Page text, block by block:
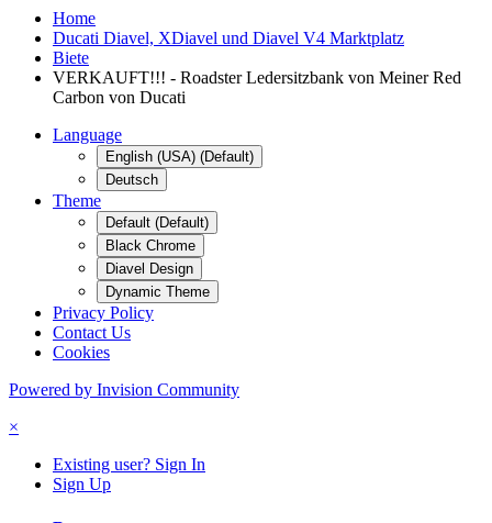
Home
Ducati Diavel, XDiavel und Diavel V4 Marktplatz
Biete
VERKAUFT!!! - Roadster Ledersitzbank von Meiner Red
Carbon von Ducati
Language
English (USA) (Default)
Deutsch
Theme
Default (Default)
Black Chrome
Diavel Design
Dynamic Theme
Privacy Policy
Contact Us
Cookies
Powered by Invision Community
×
Existing user? Sign In
Sign Up